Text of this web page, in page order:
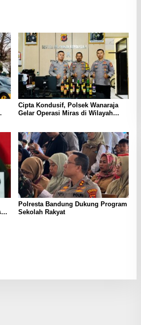
Cipta Kondusif, Polsek Wanaraja
Gelar Operasi Miras di Wilayah
Polresta Bandung Dukung Program
Sekolah Rakyat